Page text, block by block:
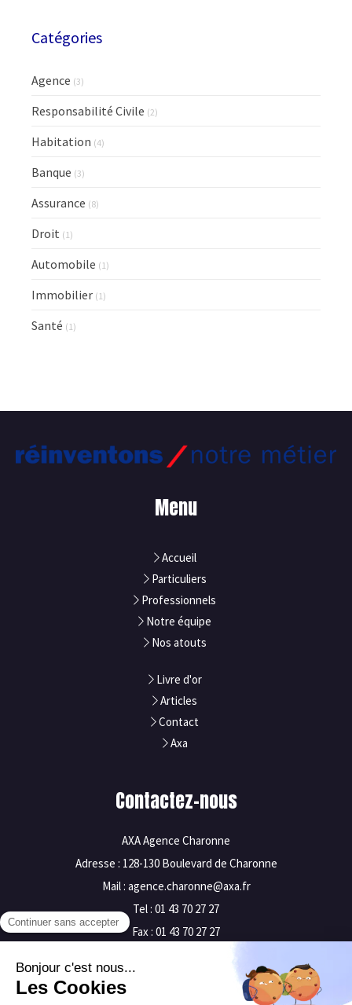
Catégories
Agence (3)
Responsabilité Civile (2)
Habitation (4)
Banque (3)
Assurance (8)
Droit (1)
Automobile (1)
Immobilier (1)
Santé (1)
Menu
Accueil
Particuliers
Professionnels
Notre équipe
Nos atouts
Livre d'or
Articles
Contact
Axa
Contactez-nous
AXA Agence Charonne
Adresse : 128-130 Boulevard de Charonne
Mail : agence.charonne@axa.fr
Tel : 01 43 70 27 27
Fax : 01 43 70 27 27